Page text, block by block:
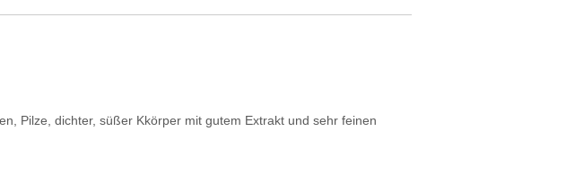
Pilze, dichter, süßer Kkörper mit gutem Extrakt und sehr feinen